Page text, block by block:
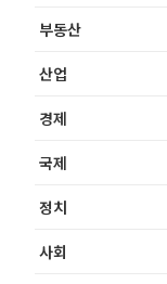
부동산
산업
경제
국제
정치
사회